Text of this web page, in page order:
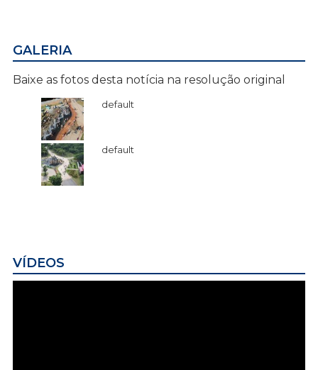
GALERIA
Baixe as fotos desta notícia na resolução original
default
default
VÍDEOS